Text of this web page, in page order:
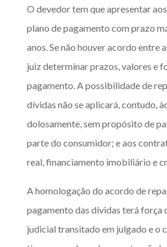
O devedor tem que apresentar
plano de pagamento com prazo
anos. Se não houver acordo entre
juiz determinar prazos, valores e
pagamento. A possibilidade de
dívidas não se aplicará, contudo,
dolosamente, sem propósito de
parte do consumidor; e aos
real, financiamento imobiliário e
A homologação do acordo de
pagamento das dívidas terá força
judicial transitado em julgado e o